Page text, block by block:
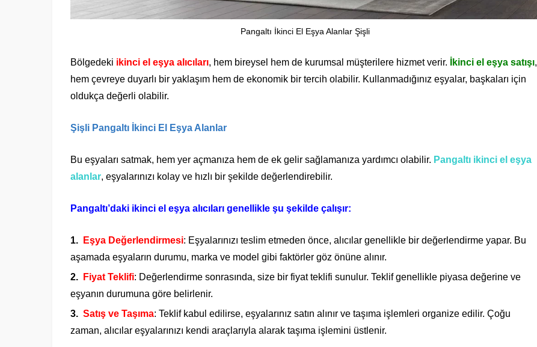
Pangaltı İkinci El Eşya Alanlar Şişli
Bölgedeki ikinci el eşya alıcıları, hem bireysel hem de kurumsal müşterilere hizmet verir. İkinci el eşya satışı,
hem çevreye duyarlı bir yaklaşım hem de ekonomik bir tercih olabilir. Kullanmadığınız eşyalar, başkaları için
oldukça değerli olabilir.
Şişli Pangaltı İkinci El Eşya Alanlar
Bu eşyaları satmak, hem yer açmanıza hem de ek gelir sağlamanıza yardımcı olabilir. Pangaltı ikinci el eşya
alanlar, eşyalarınızı kolay ve hızlı bir şekilde değerlendirebilir.
Pangaltı’daki ikinci el eşya alıcıları genellikle şu şekilde çalışır:
Eşya Değerlendirmesi: Eşyalarınızı teslim etmeden önce, alıcılar genellikle bir değerlendirme yapar. Bu
aşamada eşyaların durumu, marka ve model gibi faktörler göz önüne alınır.
Fiyat Teklifi: Değerlendirme sonrasında, size bir fiyat teklifi sunulur. Teklif genellikle piyasa değerine ve
eşyanın durumuna göre belirlenir.
Satış ve Taşıma: Teklif kabul edilirse, eşyalarınız satın alınır ve taşıma işlemleri organize edilir. Çoğu
zaman, alıcılar eşyalarınızı kendi araçlarıyla alarak taşıma işlemini üstlenir.